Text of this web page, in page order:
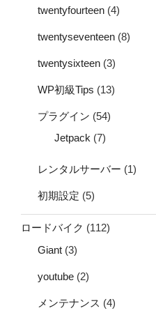
twentyfourteen (4)
twentyseventeen (8)
twentysixteen (3)
WP初級Tips (13)
プラグイン (54)
Jetpack (7)
レンタルサーバー (1)
初期設定 (5)
ロードバイク (112)
Giant (3)
youtube (2)
メンテナンス (4)